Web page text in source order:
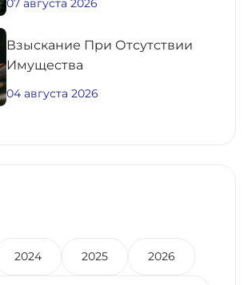
07 августа 2026
Взыскание При Отсутствии
Имущества
04 августа 2026
2024 2025 2026